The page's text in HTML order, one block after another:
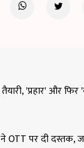
तैयारी, 'प्रहार' और
OTT पर दी दस्तक,